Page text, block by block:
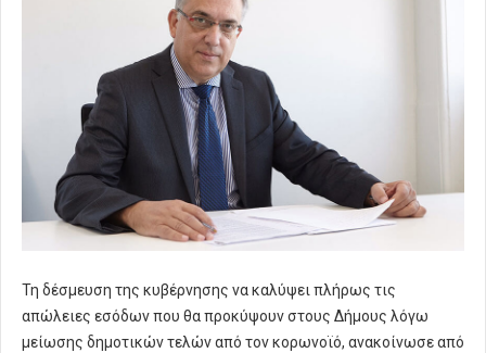
Τη δέσμευση της κυβέρνησης να καλύψει πλήρως τις
απώλειες εσόδων που θα προκύψουν στους Δήμους λόγω
μείωσης δημοτικών τελών από τον κορωνοϊό, ανακοίνωσε από